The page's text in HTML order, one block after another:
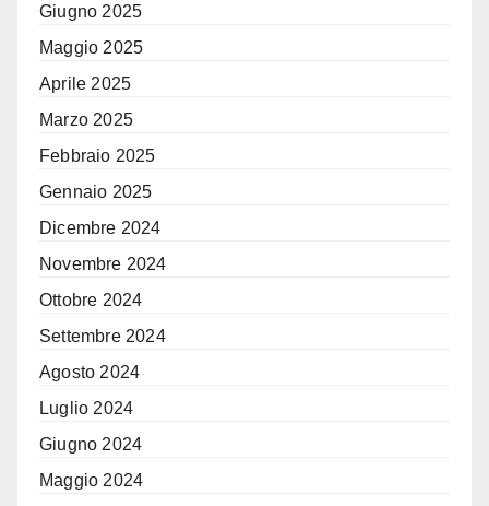
Giugno 2025
Maggio 2025
Aprile 2025
Marzo 2025
Febbraio 2025
Gennaio 2025
Dicembre 2024
Novembre 2024
Ottobre 2024
Settembre 2024
Agosto 2024
Luglio 2024
Giugno 2024
Maggio 2024